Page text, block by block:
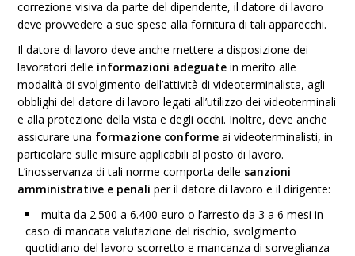
correzione visiva da parte del dipendente, il datore di lavoro
deve provvedere a sue spese alla fornitura di tali apparecchi.
Il datore di lavoro deve anche mettere a disposizione dei
lavoratori delle informazioni adeguate in merito alle
modalità di svolgimento dell’attività di videoterminalista, agli
obblighi del datore di lavoro legati all’utilizzo dei videoterminali
e alla protezione della vista e degli occhi. Inoltre, deve anche
assicurare una formazione conforme ai videoterminalisti, in
particolare sulle misure applicabili al posto di lavoro.
L’inosservanza di tali norme comporta delle sanzioni
amministrative e penali per il datore di lavoro e il dirigente:
multa da 2.500 a 6.400 euro o l’arresto da 3 a 6 mesi in
caso di mancata valutazione del rischio, svolgimento
quotidiano del lavoro scorretto e mancanza di sorveglianza